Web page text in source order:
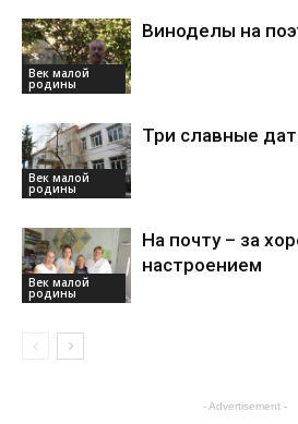
Век малой
родины
Виноделы на
Век малой
родины
Три славные
Век малой
родины
На почту – за
настроением
- Advertisement -